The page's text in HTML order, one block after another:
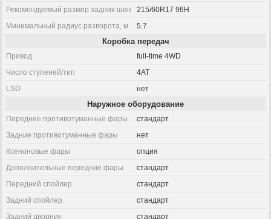
Рекомендуемый размер задних шин
215/60R17 96H
Минимальный радиус разворота, м
5.7
Коробка передач
Привод
full-time 4WD
Число ступеней/тип
4AT
LSD
нет
Наружное оборудование
Передние противотуманные фары
стандарт
Задние противотуманные фары
нет
Ксеноновые фары
опция
Дополнительные передние фары
стандарт
Передний спойлер
стандарт
Задний спойлер
стандарт
Задний дворник
стандарт